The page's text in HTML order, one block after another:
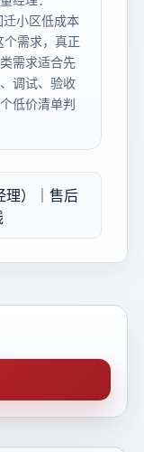
小区低成本
个需求，真正
需求适合先
调试、验收
低价清单判
理）｜售后